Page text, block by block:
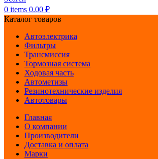
0 items 0.00 ₽
Каталог товаров
Автоэлектрика
Фильтры
Трансмиссия
Тормозная система
Ходовая часть
Автометизы
Резинотехнические изделия
Автотовары
Главная
О компании
Производители
Доставка и оплата
Марки